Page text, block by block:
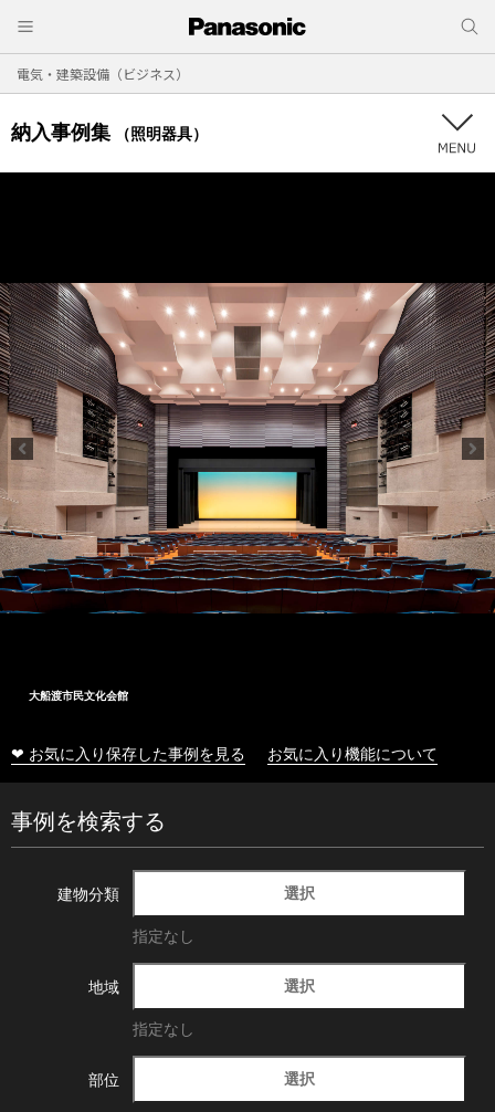
電気・建築設備（ビジネス）
納入事例集 （照明器具）
大船渡市民文化会館
❤ お気に入り保存した事例を見る お気に入り機能について
事例を検索する
建物分類 選択
指定なし
地域 選択
指定なし
部位 選択